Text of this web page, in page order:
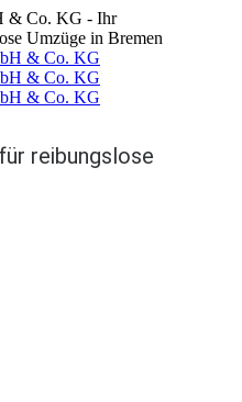
& Co. KG - Ihr
Umzüge in Bremen
reibungslose